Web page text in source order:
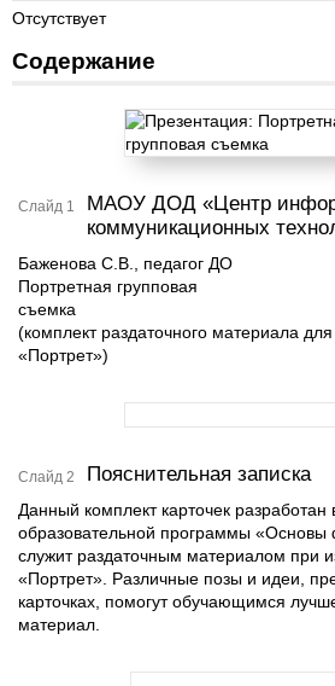
Отсутствует
Содержание
Слайд 1
МАОУ ДОД «Центр
коммуникационных
Баженова С.В., педагог ДО
Портретная групповая
съемка
(комплект раздаточного материала
«Портрет»)
Слайд 2 Пояснительная записка
Данный комплект карточек
образовательной программы «Основы
служит раздаточным материалом при
«Портрет». Различные позы и идеи,
карточках, помогут обучающимся
материал.